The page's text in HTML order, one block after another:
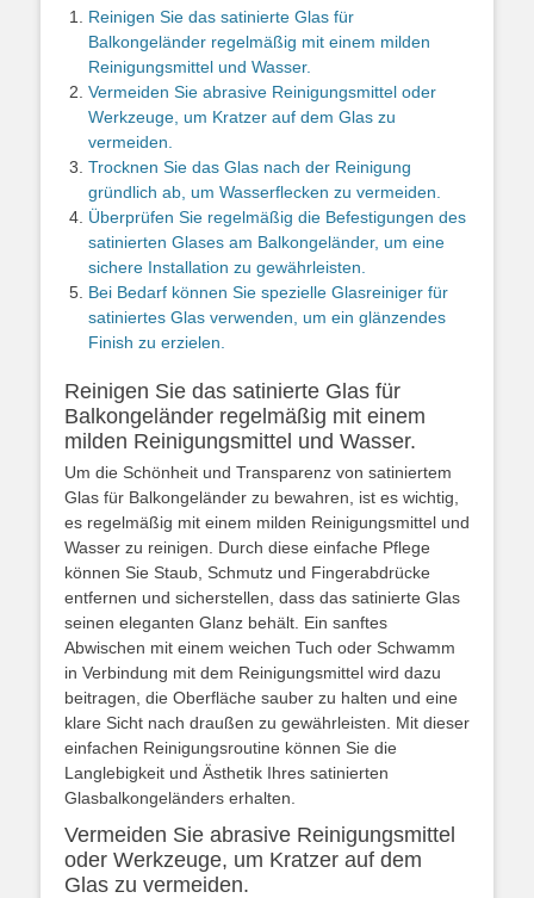
Reinigen Sie das satinierte Glas für
Balkongeländer regelmäßig mit einem milden
Reinigungsmittel und Wasser.
Vermeiden Sie abrasive Reinigungsmittel oder
Werkzeuge, um Kratzer auf dem Glas zu
vermeiden.
Trocknen Sie das Glas nach der Reinigung
gründlich ab, um Wasserflecken zu vermeiden.
Überprüfen Sie regelmäßig die Befestigungen des
satinierten Glases am Balkongeländer, um eine
sichere Installation zu gewährleisten.
Bei Bedarf können Sie spezielle Glasreiniger für
satiniertes Glas verwenden, um ein glänzendes
Finish zu erzielen.
Reinigen Sie das satinierte Glas für
Balkongeländer regelmäßig mit einem
milden Reinigungsmittel und Wasser.
Um die Schönheit und Transparenz von satiniertem
Glas für Balkongeländer zu bewahren, ist es wichtig,
es regelmäßig mit einem milden Reinigungsmittel und
Wasser zu reinigen. Durch diese einfache Pflege
können Sie Staub, Schmutz und Fingerabdrücke
entfernen und sicherstellen, dass das satinierte Glas
seinen eleganten Glanz behält. Ein sanftes
Abwischen mit einem weichen Tuch oder Schwamm
in Verbindung mit dem Reinigungsmittel wird dazu
beitragen, die Oberfläche sauber zu halten und eine
klare Sicht nach draußen zu gewährleisten. Mit dieser
einfachen Reinigungsroutine können Sie die
Langlebigkeit und Ästhetik Ihres satinierten
Glasbalkongeländers erhalten.
Vermeiden Sie abrasive Reinigungsmittel
oder Werkzeuge, um Kratzer auf dem
Glas zu vermeiden.